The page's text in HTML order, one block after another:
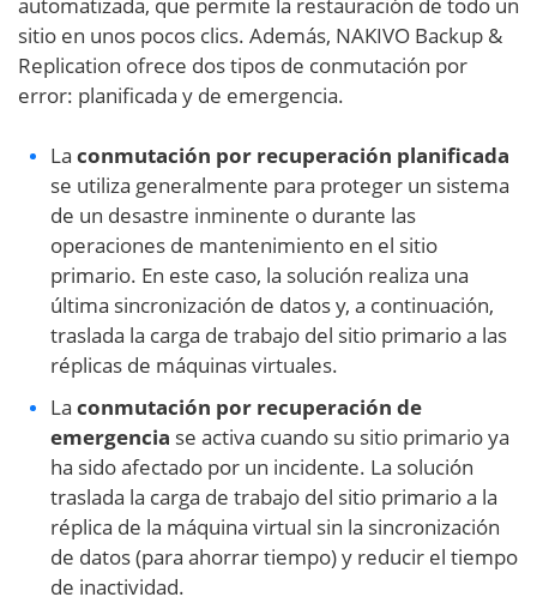
automatizada, que permite la restauración de todo un
sitio en unos pocos clics. Además, NAKIVO Backup &
Replication ofrece dos tipos de conmutación por
error: planificada y de emergencia.
La conmutación por recuperación planificada
se utiliza generalmente para proteger un sistema
de un desastre inminente o durante las
operaciones de mantenimiento en el sitio
primario. En este caso, la solución realiza una
última sincronización de datos y, a continuación,
traslada la carga de trabajo del sitio primario a las
réplicas de máquinas virtuales.
La conmutación por recuperación de
emergencia se activa cuando su sitio primario ya
ha sido afectado por un incidente. La solución
traslada la carga de trabajo del sitio primario a la
réplica de la máquina virtual sin la sincronización
de datos (para ahorrar tiempo) y reducir el tiempo
de inactividad.